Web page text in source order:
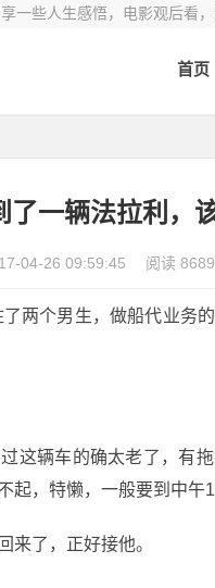
一些人生感悟，电影观后看
首页
一辆法拉利，
04-26 09:59:45 阅读
两个男生，做船代业务
这辆车的确太老了，有
，特懒，一般要到中午
来了，正好接他。